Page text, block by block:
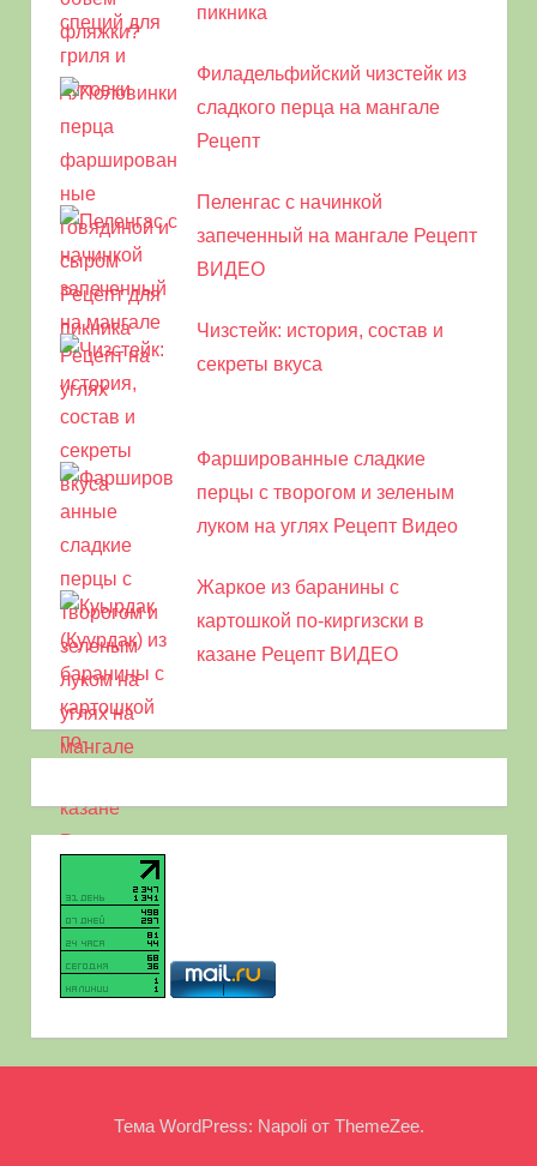
пикника
Филадельфийский чизстейк из
сладкого перца на мангале
Рецепт
Пеленгас с начинкой
запеченный на мангале Рецепт
ВИДЕО
Чизстейк: история, состав и
секреты вкуса
Фаршированные сладкие
перцы с творогом и зеленым
луком на углях Рецепт Видео
Жаркое из баранины с
картошкой по-киргизски в
казане Рецепт ВИДЕО
Тема WordPress: Napoli от ThemeZee.